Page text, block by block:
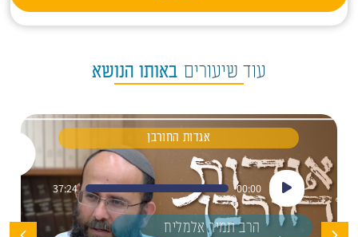
עוד שיעורים באותו הנושא
אגדות החורבן
נגן
אודיו
00:00
37:24
הרב תמיר אלמליח